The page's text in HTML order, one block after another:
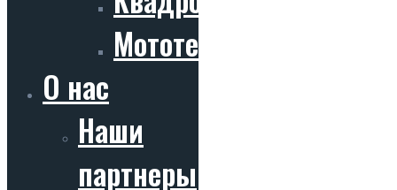
Мототехника
О нас
Наши
партнеры